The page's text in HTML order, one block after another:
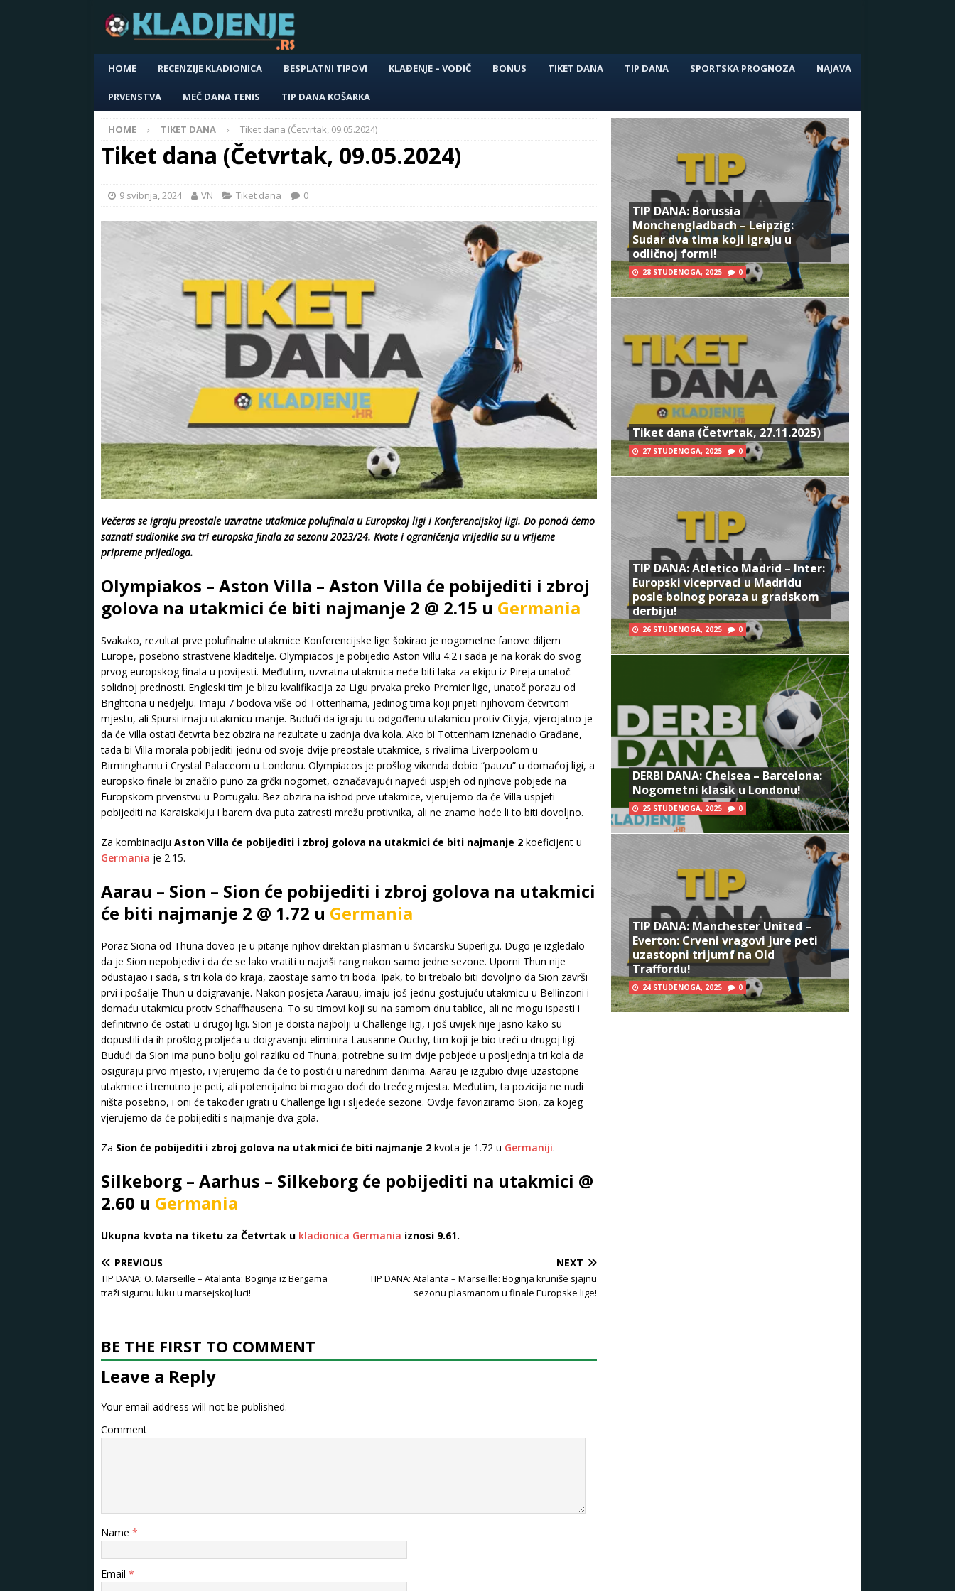
HOME RECENZIJE KLADIONICA BESPLATNI TIPOVI KLAĐENJE – VODIČ BONUS TIKET DANA TIP DANA SPORTSKA PROGNOZA NAJAVA
PRVENSTVA MEČ DANA TENIS TIP DANA KOŠARKA
HOME TIKET DANA Tiket dana (Četvrtak, 09.05.2024)
Tiket dana (Četvrtak, 09.05.2024)
9 svibnja, 2024 VN Tiket dana 0
Večeras se igraju preostale uzvratne utakmice polufinala u Europskoj ligi i Konferencijskoj ligi. Do ponoći ćemo
saznati sudionike sva tri europska finala za sezonu 2023/24. Kvote i ograničenja vrijedila su u vrijeme
pripreme prijedloga.
Olympiakos – Aston Villa – Aston Villa će pobijediti i zbroj
golova na utakmici će biti najmanje 2 @ 2.15 u Germania
Svakako, rezultat prve polufinalne utakmice Konferencijske lige šokirao je nogometne fanove diljem
Europe, posebno strastvene kladitelje. Olympiacos je pobijedio Aston Villu 4:2 i sada je na korak do svog
prvog europskog finala u povijesti. Međutim, uzvratna utakmica neće biti laka za ekipu iz Pireja unatoč
solidnoj prednosti. Engleski tim je blizu kvalifikacija za Ligu prvaka preko Premier lige, unatoč porazu od
Brightona u nedjelju. Imaju 7 bodova više od Tottenhama, jedinog tima koji prijeti njihovom četvrtom
mjestu, ali Spursi imaju utakmicu manje. Budući da igraju tu odgođenu utakmicu protiv Cityja, vjerojatno je
da će Villa ostati četvrta bez obzira na rezultate u zadnja dva kola. Ako bi Tottenham iznenadio Građane,
tada bi Villa morala pobijediti jednu od svoje dvije preostale utakmice, s rivalima Liverpoolom u
Birminghamu i Crystal Palaceom u Londonu. Olympiacos je prošlog vikenda dobio “pauzu” u domaćoj ligi, a
europsko finale bi značilo puno za grčki nogomet, označavajući najveći uspjeh od njihove pobjede na
Europskom prvenstvu u Portugalu. Bez obzira na ishod prve utakmice, vjerujemo da će Villa uspjeti
pobijediti na Karaiskakiju i barem dva puta zatresti mrežu protivnika, ali ne znamo hoće li to biti dovoljno.
Za kombinaciju Aston Villa će pobijediti i zbroj golova na utakmici će biti najmanje 2 koeficijent u
Germania je 2.15.
Aarau – Sion – Sion će pobijediti i zbroj golova na utakmici
će biti najmanje 2 @ 1.72 u Germania
Poraz Siona od Thuna doveo je u pitanje njihov direktan plasman u švicarsku Superligu. Dugo je izgledalo
da je Sion nepobjediv i da će se lako vratiti u najviši rang nakon samo jedne sezone. Uporni Thun nije
odustajao i sada, s tri kola do kraja, zaostaje samo tri boda. Ipak, to bi trebalo biti dovoljno da Sion završi
prvi i pošalje Thun u doigravanje. Nakon posjeta Aarauu, imaju još jednu gostujuću utakmicu u Bellinzoni i
domaću utakmicu protiv Schaffhausena. To su timovi koji su na samom dnu tablice, ali ne mogu ispasti i
definitivno će ostati u drugoj ligi. Sion je doista najbolji u Challenge ligi, i još uvijek nije jasno kako su
dopustili da ih prošlog proljeća u doigravanju eliminira Lausanne Ouchy, tim koji je bio treći u drugoj ligi.
Budući da Sion ima puno bolju gol razliku od Thuna, potrebne su im dvije pobjede u posljednja tri kola da
osiguraju prvo mjesto, i vjerujemo da će to postići u narednim danima. Aarau je izgubio dvije uzastopne
utakmice i trenutno je peti, ali potencijalno bi mogao doći do trećeg mjesta. Međutim, ta pozicija ne nudi
ništa posebno, i oni će također igrati u Challenge ligi i sljedeće sezone. Ovdje favoriziramo Sion, za kojeg
vjerujemo da će pobijediti s najmanje dva gola.
Za Sion će pobijediti i zbroj golova na utakmici će biti najmanje 2 kvota je 1.72 u Germaniji.
Silkeborg – Aarhus – Silkeborg će pobijediti na utakmici @
2.60 u Germania
Ukupna kvota na tiketu za Četvrtak u kladionica Germania iznosi 9.61.
PREVIOUS
TIP DANA: O. Marseille – Atalanta: Boginja iz Bergama
traži sigurnu luku u marsejskoj luci!
NEXT
TIP DANA: Atalanta – Marseille: Boginja kruniše sjajnu
sezonu plasmanom u finale Europske lige!
BE THE FIRST TO COMMENT
Leave a Reply
Your email address will not be published.
Comment
Name *
Email *
TIP DANA: Borussia
Monchengladbach – Leipzig:
Sudar dva tima koji igraju u
odličnoj formi!
28 STUDENOGA, 2025 0
Tiket dana (Četvrtak, 27.11.2025)
27 STUDENOGA, 2025 0
TIP DANA: Atletico Madrid – Inter:
Europski viceprvaci u Madridu
posle bolnog poraza u gradskom
derbiju!
26 STUDENOGA, 2025 0
DERBI DANA: Chelsea – Barcelona:
Nogometni klasik u Londonu!
25 STUDENOGA, 2025 0
TIP DANA: Manchester United –
Everton: Crveni vragovi jure peti
uzastopni trijumf na Old
Traffordu!
24 STUDENOGA, 2025 0